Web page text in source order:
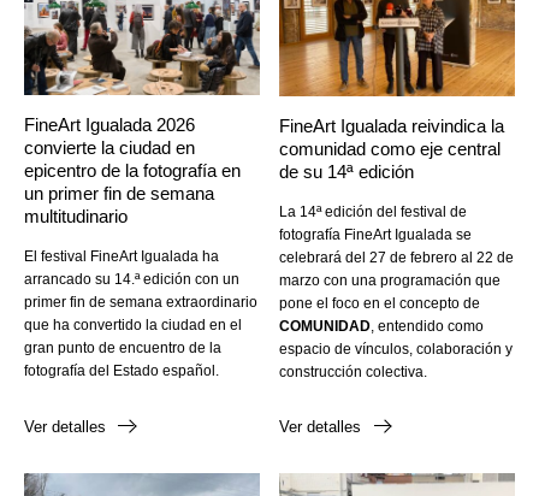
FineArt Igualada 2026
convierte la ciudad en
epicentro de la fotografía en
un primer fin de semana
multitudinario
El festival FineArt Igualada ha
arrancado su 14.ª edición con un
primer fin de semana extraordinario
que ha convertido la ciudad en el
gran punto de encuentro de la
fotografía del Estado español.
Ver detalles
FineArt Igualada reivindica la
comunidad como eje central
de su 14ª edición
La 14ª edición del festival de
fotografía FineArt Igualada se
celebrará del 27 de febrero al 22 de
marzo con una programación que
pone el foco en el concepto de
COMUNIDAD, entendido como
espacio de vínculos, colaboración y
construcción colectiva.
Ver detalles